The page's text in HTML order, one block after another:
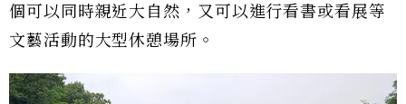
個可以同時親近大自然，又可以進行看書或看展等
文藝活動的大型休憩場所。